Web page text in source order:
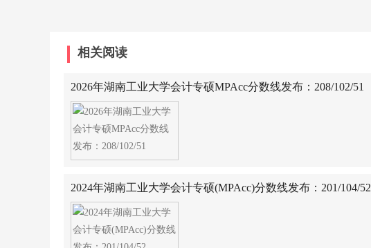
相关阅读
2026年湖南工业大学会计专硕MPAcc分数线发布：208/102/51
2024年湖南工业大学会计专硕(MPAcc)分数线发布：201/104/52